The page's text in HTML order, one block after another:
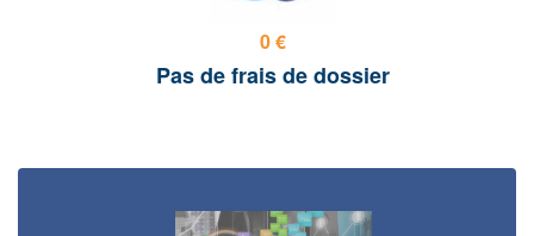
0 €
Pas de frais de dossier